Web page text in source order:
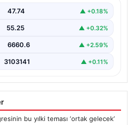
47.74 ▲ +0.18%
55.25 ▲ +0.32%
6660.6 ▲ +2.59%
3103141 ▲ +0.11%
bu yılki teması ‘ortak gelecek’